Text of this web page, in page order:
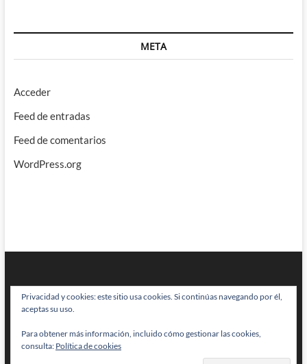
META
Acceder
Feed de entradas
Feed de comentarios
WordPress.org
BRAINSTOMPING| Diseñado por:Theme Freesia|WordPress| © Todos
los derechos reservados
Privacidad y cookies: este sitio usa cookies. Si continúas navegando por él,
aceptas su uso.
Para obtener más información, incluido cómo gestionar las cookies,
consulta: Política de cookies